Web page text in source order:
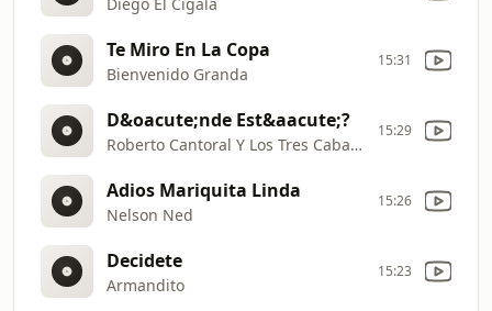
Te Miro En La Copa
Bienvenido Granda
15:31
D&oacute;nde Est&aacute;?
Roberto Cantoral Y Los Tres Caballeros
15:29
Adios Mariquita Linda
Nelson Ned
15:26
Decidete
Armandito
15:23